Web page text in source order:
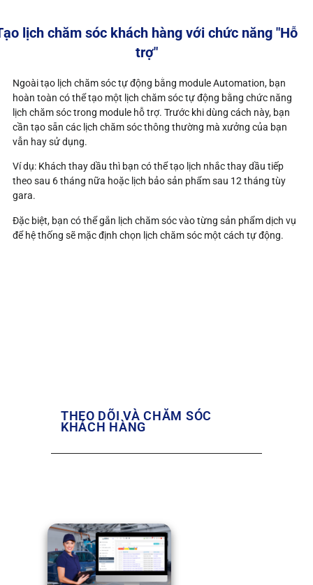
lịch chăm sóc khách hàng với chức năng "Hỗ
trợ"
Ngoài tạo lịch chăm sóc tự động bằng module Automation, bạn
hoàn toàn có thể tạo một lịch chăm sóc tự động bằng chức năng
lịch chăm sóc trong module hỗ trợ. Trước khi dùng cách này, bạn
cần tạo sẵn các lịch chăm sóc thông thường mà xưởng của bạn
vẫn hay sử dụng.
Ví dụ: Khách thay dầu thì bạn có thể tạo lịch nhắc thay dầu tiếp
theo sau 6 tháng nữa hoặc lịch bảo sản phẩm sau 12 tháng tùy
gara.
Đặc biệt, bạn có thể gắn lịch chăm sóc vào từng sản phẩm dịch vụ
để hệ thống sẽ mặc định chọn lịch chăm sóc một cách tự động.
THEO DÕI VÀ CHĂM SÓC
KHÁCH HÀNG